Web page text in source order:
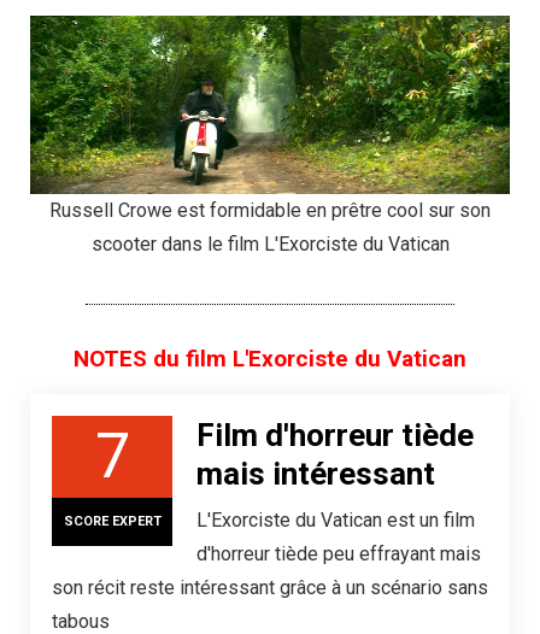
Russell Crowe est formidable en prêtre cool sur son
scooter dans le film L'Exorciste du Vatican
NOTES du film L'Exorciste du Vatican
7
SCORE EXPERT
Film d'horreur tiède
mais intéressant
L'Exorciste du Vatican est un film
d'horreur tiède peu effrayant mais
son récit reste intéressant grâce à un scénario sans
tabous